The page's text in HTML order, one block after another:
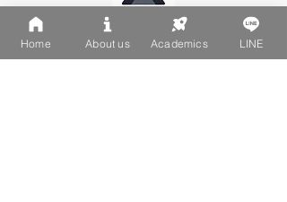
LINE: @502fvguc
Home About us Academics LINE